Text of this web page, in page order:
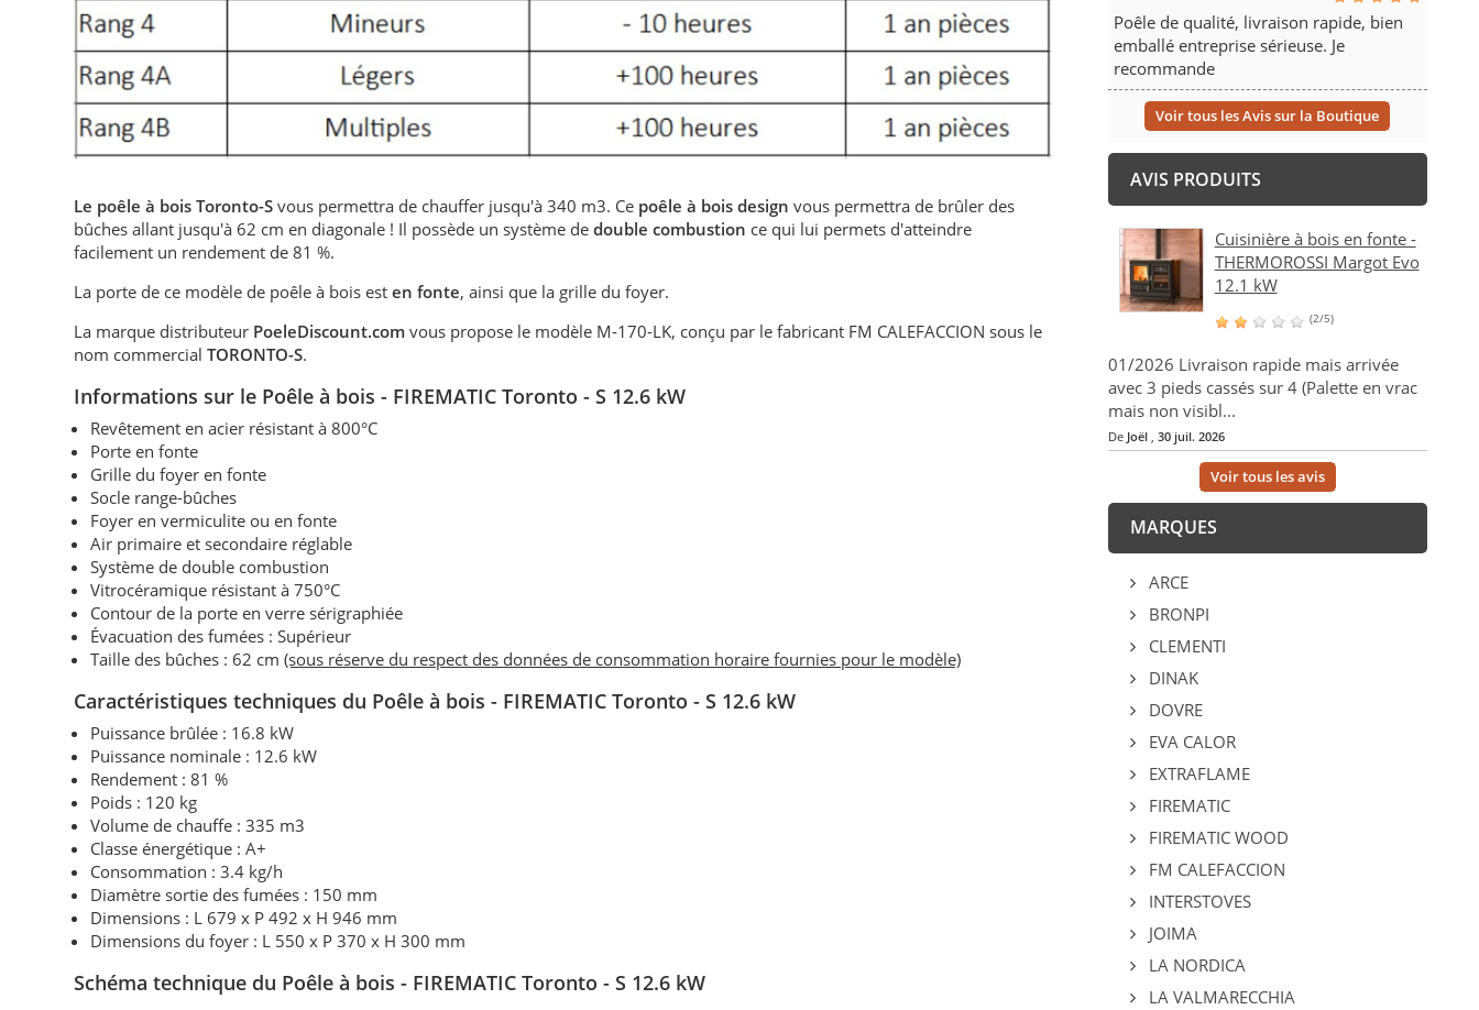
Le poêle à bois Toronto-S vous permettra de chauffer jusqu'à 340 m3. Ce poêle à bois designvous permettra de brûler des
bûches allant jusqu'à 62 cm en diagonale ! Il possède un système de double combustion ce qui lui permets d'atteindre
facilement un rendement de 81 %.
La porte de ce modèle de poêle à bois esten fonte, ainsi que la grille du foyer.
La marque distributeur PoeleDiscount.com vous propose le modèle M-170-LK, conçu par le fabricant FM CALEFACCION sous le
nom commercialTORONTO-S.
Informations sur le Poêle à bois- FIREMATIC Toronto - S 12.6 kW
Revêtement en acier résistant à 800°C
Porte en fonte
Grille du foyer en fonte
Socle range-bûches
Foyer en vermiculite ou en fonte
Air primaire et secondaire réglable
Système de double combustion
Vitrocéramique résistant à 750°C
Contour de la porte en verre sérigraphiée
Évacuation des fumées : Supérieur
Taille des bûches : 62 cm(sous réserve du respect des données de consommation horaire fournies pour le modèle)
Caractéristiques techniques du Poêle à bois - FIREMATIC Toronto - S 12.6 kW
Puissance brûlée : 16.8 kW
Puissance nominale : 12.6 kW
Rendement : 81 %
Poids : 120 kg
Volume de chauffe : 335 m3
Classe énergétique : A+
Consommation : 3.4 kg/h
Diamètre sortie des fumées : 150 mm
Dimensions : L 679 x P 492 x H 946 mm
Dimensions du foyer : L 550 x P 370 x H 300 mm
Schéma technique du Poêle à bois - FIREMATIC Toronto - S 12.6 kW
Poêle de qualité, livraison rapide, bien
emballé entreprise sérieuse. Je
recommande
Voir tous les Avis sur la Boutique
AVIS PRODUITS
Cuisinière à bois en fonte -
THERMOROSSI Margot Evo
12.1 kW
(2/5)
01/2026 Livraison rapide mais arrivée
avec 3 pieds cassés sur 4 (Palette en vrac
mais non visibl...
De Joël, 30 juil. 2026
Voir tous les avis
MARQUES
ARCE
BRONPI
CLEMENTI
DINAK
DOVRE
EVA CALOR
EXTRAFLAME
FIREMATIC
FIREMATIC WOOD
FM CALEFACCION
INTERSTOVES
JOIMA
LA NORDICA
LA VALMARECCHIA